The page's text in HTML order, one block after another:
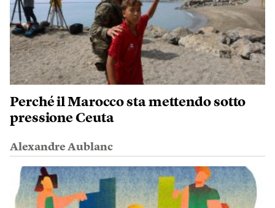
Perché il Marocco sta mettendo sotto
pressione Ceuta
Alexandre Aublanc